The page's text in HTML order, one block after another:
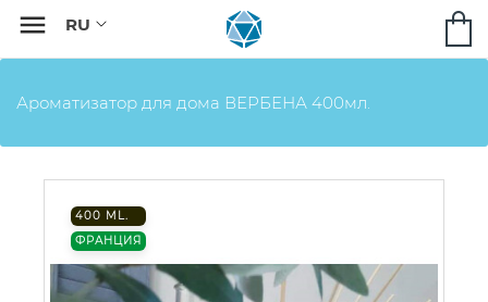

Ароматизатор для дома ВЕРБЕНА 400мл.
400 ML.
ФРАНЦИЯ